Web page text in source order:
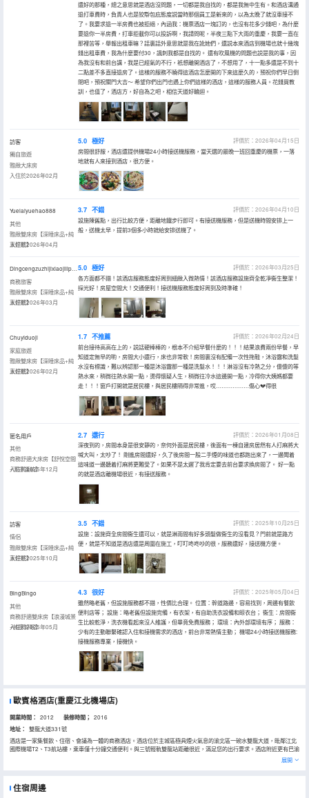
還好的那種，總之意思就是酒店沒問題，一切都是我自找的，都是我無中生有。和酒店溝通
退打車費時，負責人也是狡辯包庇態度説當時那個員工是新來的，以為太晚了就沒車接不
了。我要求退一半房費也被拒絕，內涵我：機票酒店一塊訂的，也沒有花多少錢吧，為什麼
要退你一半房費，打車拒載你可以投訴啊，我請問呢，半夜三點下大雨的重慶，我要一直在
那裡苦等，舉報出租車嘛？話裏話外意思就是我在訛她們，還説本來酒店到機場也就十幾塊
錢出租車費，我為什麼要付30，諷刺我都是自找的。 還有吹風機的問題也説是我的事，因
為我沒有和前台講，我是已經氣的不行，衹想離開酒店了，不想用了，十一點多還是不到十
二點差不多直接退房了。這樣的服務不曉得這酒店怎麼開的下來這麼久的，預祝你們早日倒
閉吧，預祝關門大吉～ 希望你們出門也遇上你們這樣的酒店，這樣的服務人員。花錢買教
訓，也值了，酒店方，好自為之吧，相信天道好輪迴。
訪客
獨自旅遊
雅緻大床房
入住於2026年02月
5.0 極好
評價於：2026年04月15日
房間很舒服，酒店還提供機場24小時接送機服務，當天選的最晚一班回重慶的機票，一落
地就有人來接到酒店，很方便。
Yuelaiyuehao888
其他
雅緻雙床房【深睡床品+純
享好眠】
入住於2026年04月
3.7 不錯
評價於：2026年04月10日
設施陳舊點，出行比較方便，距離地鐵步行即可。有接送機服務，但是送機時間安排上一
般，送機太早，提前3個多小時就給安排送機了。
Dingcengzuzhijixiaojilipeiyangzixunliulaoshi
商務旅客
雅緻雙床房【深睡床品+純
享好眠】
入住於2026年03月
5.0 極好
評價於：2026年03月25日
各方面都不錯！該酒店服務態度好周到細緻入微熱情！該酒店服務設施齊全乾凈衞生整潔！
採光好！房屋空間大！交通便利！接送機服務態度好周到及時準確！
Chuyiduoji
家庭旅遊
雅緻雙床房【深睡床品+純
享好眠】
入住於2026年02月
1.7 不推薦
評價於：2026年02月24日
前台接待高高在上的，説話硬棒棒的，根本不介紹早餐什麼的！！！結果浪費兩份早餐，早
知道定無早的喲，房間大小還行，床也非常軟！房間裏沒有配備一次性拖鞋，沐浴露和洗髮
水沒有標識，難以辨認那一種是沐浴露那一種是洗髮水！！！淋浴沒有冷熱之分，傻傻的等
熱水來，稍微往熱水開一點，燙得懷疑人生，稍微往冷水這邊開一點，冷得你大姨媽都要
走！！！窗戶打開就是居民樓，與居民樓隔得非常進，哎………………傷心💔得很
匿名用戶
其他
商務舒適大床房【舒悅空間
+潔凈護航】
入住於2025年12月
2.7 還行
評價於：2026年01月08日
深夜到的，房間本身是很安靜的，奈何外面是居民樓，後面有一棟自建房居然有人打麻將大
喊大叫，太吵了！ 剛進房間還好，久了後房間一股二手煙的味道也都跑出來了，一邊聞着
這味道一邊聽着打麻將更難受了。如果不是太遲了我肯定要去前台要求換房間了。 好一點
的就是酒店離機場很近，有接送服務。
訪客
情侶
雅緻雙床房【深睡床品+純
享好眠】
入住於2025年10月
3.5 不錯
評價於：2025年10月25日
設施：設施齊全房間衞生還可以，就是淋雨間有好多頭髮做衞生的沒看見？門前就是路方
便，就是不知道是酒店還是周圍在施工，叮叮咚咚吵的很，服務還好，接送機方便。
BingBingo
其他
商務舒適雙床房【浪漫城景
+純享好眠】
入住於2025年05月
4.3 很好
評價於：2025年05月04日
雖然略老舊，但設施服務都不錯，性價比合理。 位置：幹道路邊，容易找到，周邊有餐飲
便利店等； 設施：略老舊但設施完備，有衣架，有自助洗衣設備和晾衣台； 衞生：房間衞
生比較乾淨，洗衣機看起來沒人維護，但畢竟免費服務； 環境：內外部環境有序； 服務：
少有的主動聯繫確認入住和接機需求的酒店，前台非常熱情主動； 機場24小時接送機服務:
接機服務專業，接機快。
歐賓格酒店(重慶江北機場店)
開業時間： 2012 装修時間； 2016
地址：
雙龍大道331號
酒店是一家集餐飲、住宿、會議為一體的商務酒店。酒店位於主城區極具煙火氣息的渝北區一碗水雙龍大道，毗鄰江北
國際機場T2、T3航站樓，乘車僅十分鐘交通便利。與三號輕軌雙龍站距離很近，滿足您的出行要求。酒店附近更有巴渝
民俗文化村，碧津公園，重慶園博園等諸多景點，是來重慶旅遊打卡的並經之地。周邊美食商業配套成熟，距離好吃街
酒店始終秉承“以顧客為中心”滿足客戶需求為顧客提供服務。是你旅行、出差必選的温馨驛站。
展開
住宿周邊